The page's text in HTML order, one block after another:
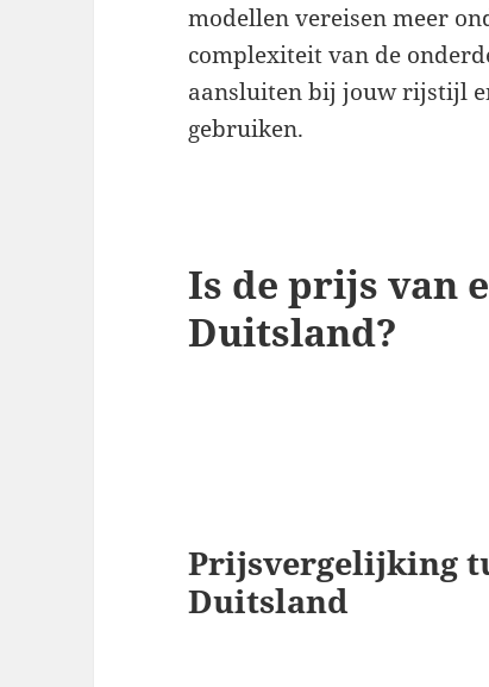
modellen vereisen meer
complexiteit van de
aansluiten bij jouw rijstijl
gebruiken.
Is de prijs van
Duitsland?
Prijsvergelijking
Duitsland